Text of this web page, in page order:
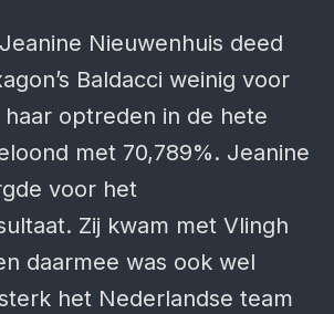
Nieuwenhuis deed
Baldacci weinig voor
optreden in de hete
met 70,789%. Jeanine
voor het
Zij kwam met Vlingh
daarmee was ook wel
het Nederlandse team